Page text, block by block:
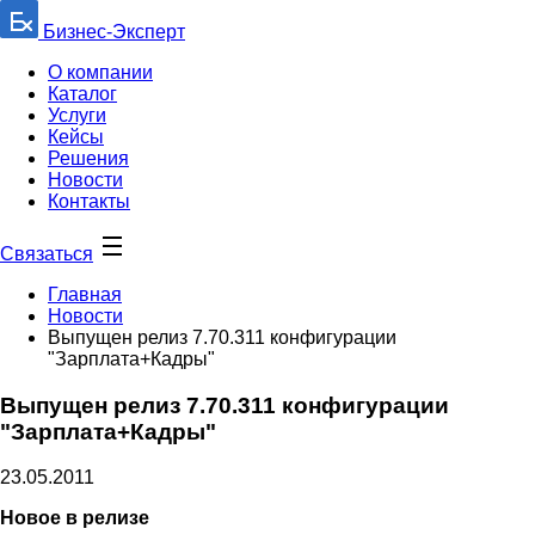
Бизнес-Эксперт
О компании
Каталог
Услуги
Кейсы
Решения
Новости
Контакты
Связаться
Главная
Новости
Выпущен релиз 7.70.311 конфигурации
"Зарплата+Кадры"
Выпущен релиз 7.70.311 конфигурации
"Зарплата+Кадры"
23.05.2011
Новое в релизе